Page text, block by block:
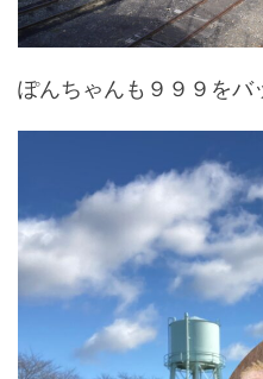
ぽんちゃんも９９９を